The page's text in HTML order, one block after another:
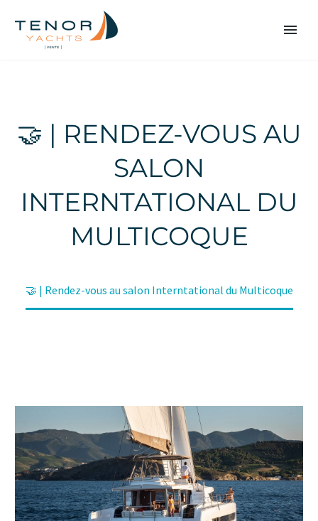
🤝 | RENDEZ-VOUS AU
SALON
INTERNTATIONAL DU
MULTICOQUE
🤝 | Rendez-vous au salon Interntational du Multicoque